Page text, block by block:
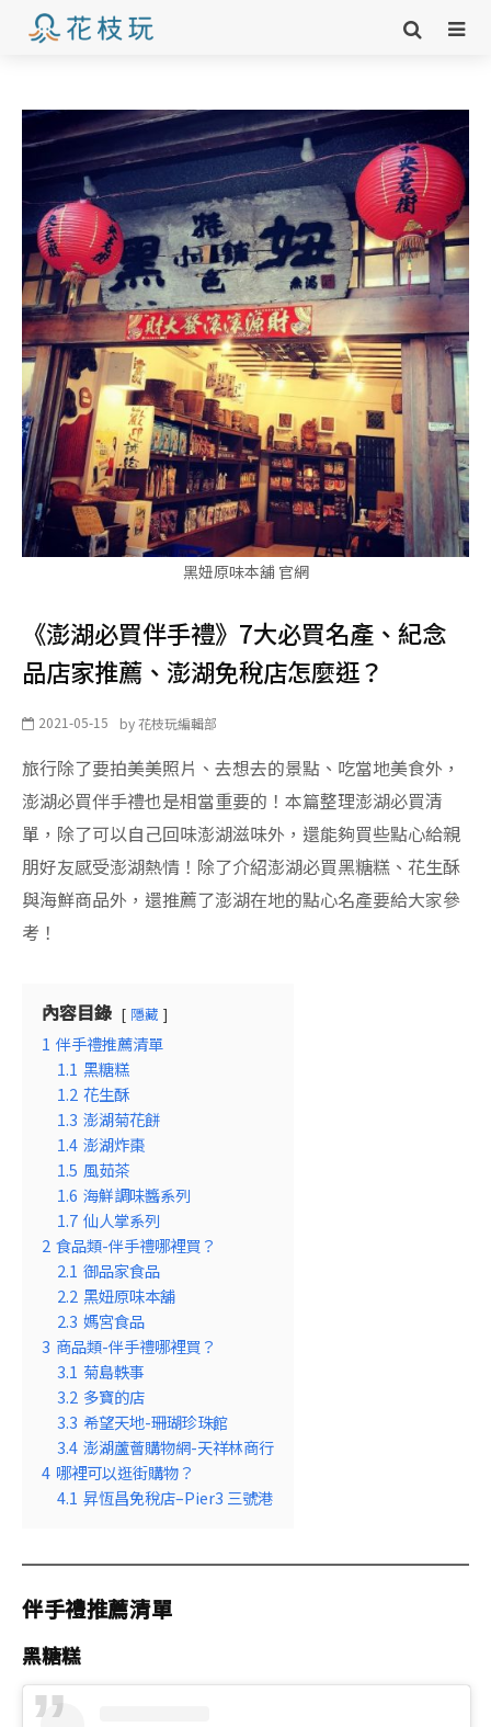
黑妞原味本舖 官網
《澎湖必買伴手禮》7大必買名產、紀念
品店家推薦、澎湖免稅店怎麼逛？
2021-05-15 by花枝玩編輯部
旅行除了要拍美美照片、去想去的景點、吃當地美食外，
澎湖必買伴手禮也是相當重要的！本篇整理澎湖必買清
單，除了可以自己回味澎湖滋味外，還能夠買些點心給親
朋好友感受澎湖熱情！除了介紹澎湖必買黑糖糕、花生酥
與海鮮商品外，還推薦了澎湖在地的點心名產要給大家參
考！
內容目錄 隱藏
1 伴手禮推薦清單
1.1 黑糖糕
1.2 花生酥
1.3 澎湖菊花餅
1.4 澎湖炸棗
1.5 風茹茶
1.6 海鮮調味醬系列
1.7 仙人掌系列
2 食品類-伴手禮哪裡買？
2.1 御品家食品
2.2 黑妞原味本舖
2.3 媽宮食品
3 商品類-伴手禮哪裡買？
3.1 菊島軼事
3.2 多寶的店
3.3 希望天地-珊瑚珍珠館
3.4 澎湖蘆薈購物網-天祥林商行
4 哪裡可以逛街購物？
4.1 昇恆昌免稅店–Pier3 三號港
伴手禮推薦清單
黑糖糕